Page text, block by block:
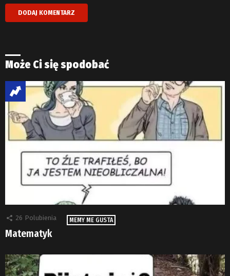
Może Ci się spodobać
26 Polubienia MEMY ME GUSTA
Matematyk